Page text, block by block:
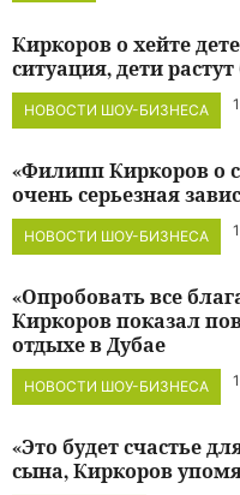
НОВОСТИ ШОУ-БИЗНЕСА
Киркоров о хейте
ситуация, дети
НОВОСТИ ШОУ-БИЗНЕСА
«Филипп Киркоров о
очень серьезная
НОВОСТИ ШОУ-БИЗНЕСА
«Опробовать все
Киркоров показал
отдыхе в Дубае
«Это будет счастье
сына, Киркоров